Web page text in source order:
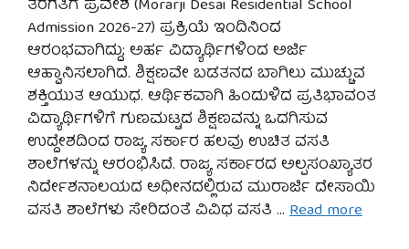
ತರಗತಿಗೆ ಪ್ರವೇಶ (Morarji Desai Residential School
Admission 2026-27) ಪ್ರಕ್ರಿಯೆ ಇಂದಿನಿಂದ
ಆರಂಭವಾಗಿದ್ದು; ಅರ್ಹ ವಿದ್ಯಾರ್ಥಿಗಳಿಂದ ಅರ್ಜಿ
ಆಹ್ವಾನಿಸಲಾಗಿದೆ. ಶಿಕ್ಷಣವೇ ಬಡತನದ ಬಾಗಿಲು ಮುಚ್ಚುವ
ಶಕ್ತಿಯುತ ಆಯುಧ. ಆರ್ಥಿಕವಾಗಿ ಹಿಂದುಳಿದ ಪ್ರತಿಭಾವಂತ
ವಿದ್ಯಾರ್ಥಿಗಳಿಗೆ ಗುಣಮಟ್ಟದ ಶಿಕ್ಷಣವನ್ನು ಒದಗಿಸುವ
ಉದ್ದೇಶದಿಂದ ರಾಜ್ಯ ಸರ್ಕಾರ ಹಲವು ಉಚಿತ ವಸತಿ
ಶಾಲೆಗಳನ್ನು ಆರಂಭಿಸಿದೆ. ರಾಜ್ಯ ಸರ್ಕಾರದ ಅಲ್ಪಸಂಖ್ಯಾತರ
ನಿರ್ದೇಶನಾಲಯದ ಅಧೀನದಲ್ಲಿರುವ ಮುರಾರ್ಜಿ ದೇಸಾಯಿ
ವಸತಿ ಶಾಲೆಗಳು ಸೇರಿದಂತೆ ವಿವಿಧ ವಸತಿ … Read more